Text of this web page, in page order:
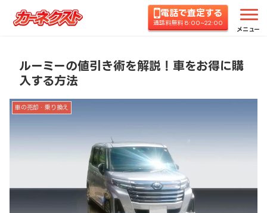
電話で査定する
通話料無料 8:00~22:00
メニュー
ホーム コラムTOP 車の売却・乗り換え ルーミ
ルーミーの値引き術を解説！車をお得に購
入する方法
車の売却・乗り換え